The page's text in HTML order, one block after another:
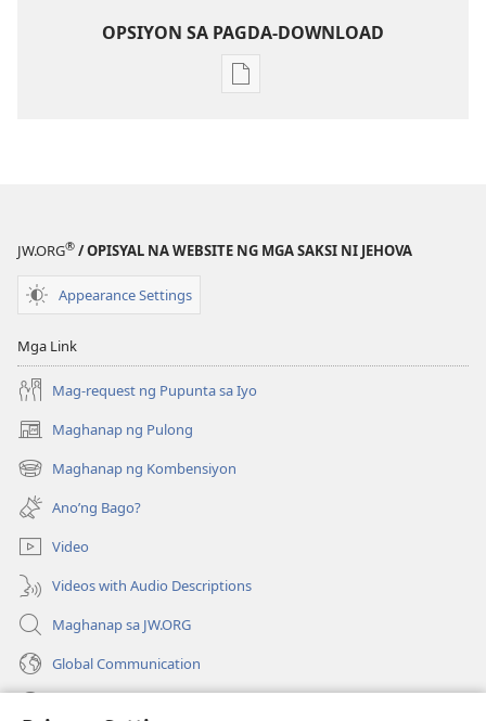
OPSIYON SA PAGDA-DOWNLOAD
Opsiyon
ANG
SA
PAG-
JW.ORG® / OPISYAL NA WEBSITE NG MGA SAKSI NI JEHOVA
Appearance Settings
Mga Link
Mag-request ng Pupunta sa Iyo
Maghanap ng Pulong
(may
bubukas
na
bagong
window)
Maghanap ng Kombensiyon
(may
bubukas
na
bagong
window)
Ano’ng Bago?
Video
Videos with Audio Descriptions
Maghanap sa JW.ORG
Global Communication